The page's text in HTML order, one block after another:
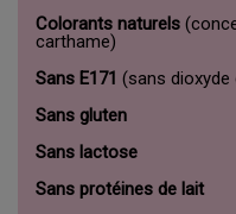
Colorants naturels
carthame)
Sans E171 (sans dioxyde
Sans gluten
Sans lactose
Sans protéines de lait